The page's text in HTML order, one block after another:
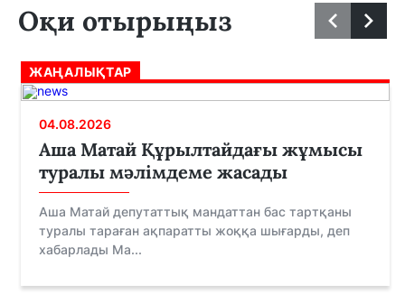
Оқи отырыңыз
ЖАҢАЛЫҚТАР
04.08.2026
Аша Матай Құрылтайдағы жұмысы
туралы мәлімдеме жасады
Аша Матай депутаттық мандаттан бас тартқаны
туралы тараған ақпаратты жоққа шығарды, деп
хабарлады Ma...